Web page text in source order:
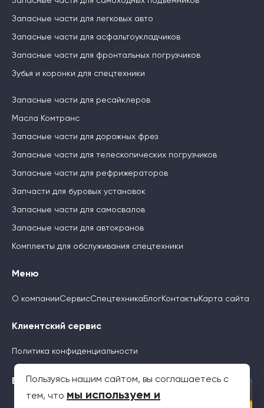
Запасные части для легковых авто
Запасные части для асфальтоукладчиков
Запасные части для фронтальных погрузчиков
Зубья и коронки для спецтехники
Запасные части для ресайклеров
Масла Комтранс
Запасные части для дорожных фрез
Запасные части для телескопических погрузчиков
Запасные части для рефрижераторов
Запчасти для буровых установок
Запасные части для самосвалов
Запасные части для автокранов
Комплекты для обслуживания спецтехники
Меню
О компанииСервисСпецтехника БлогКонтакты Карта сайта
Клиентский сервис
Политика конфиденциальности
Будьте с нами
Пользуясь нашим сайтом, вы соглашаетесь с
тем, что мы используем и